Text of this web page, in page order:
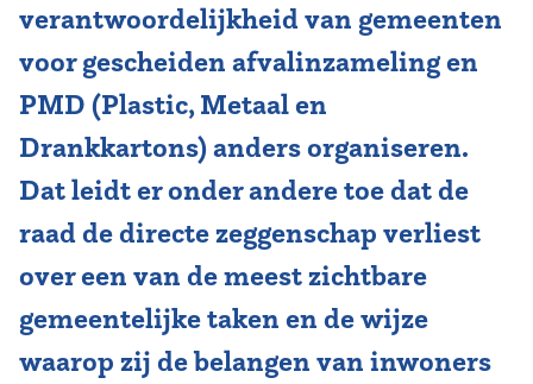
Contact
verantwoordelijkheid van gemeenten
voor gescheiden afvalinzameling en
PMD (Plastic, Metaal en
Drankkartons) anders organiseren.
Dat leidt er onder andere toe dat de
raad de directe zeggenschap verliest
over een van de meest zichtbare
gemeentelijke taken en de wijze
waarop zij de belangen van inwoners